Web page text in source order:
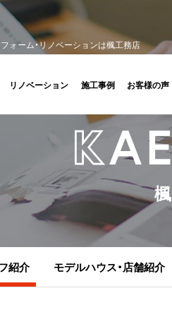
ォーム・リノベーションは楓工務店
リノベーション 施工事例 お客様の声
楓
紹介 モデルハウス・店舗紹介